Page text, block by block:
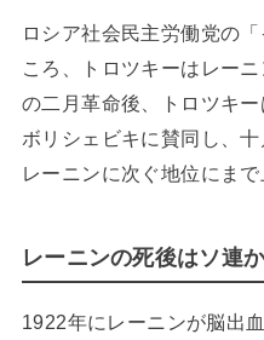
ロシア社会民主労働党の
ころ、トロツキーはレー
の二月革命後、トロツキ
ボリシェビキに賛同し、
レーニンに次ぐ地位にまで
レーニンの死後はソ連
1922年にレーニンが脳出